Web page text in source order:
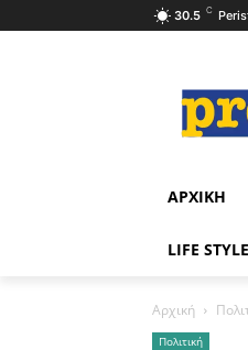
30.5 C
ΑΡΧΙΚΉ
LIFE STYLE
Αρχική
Πολιτική